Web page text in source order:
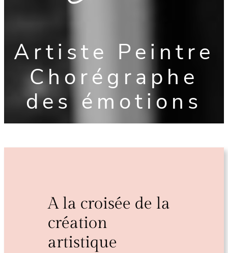
Artiste Peintre
Chorégraphe
des émotions
A la croisée de la
création
artistique